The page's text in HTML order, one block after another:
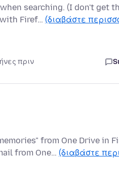
searching. (I don't get
with Firef… (διαβάστε
πριν
from One Drive in
from One… (διαβάστε